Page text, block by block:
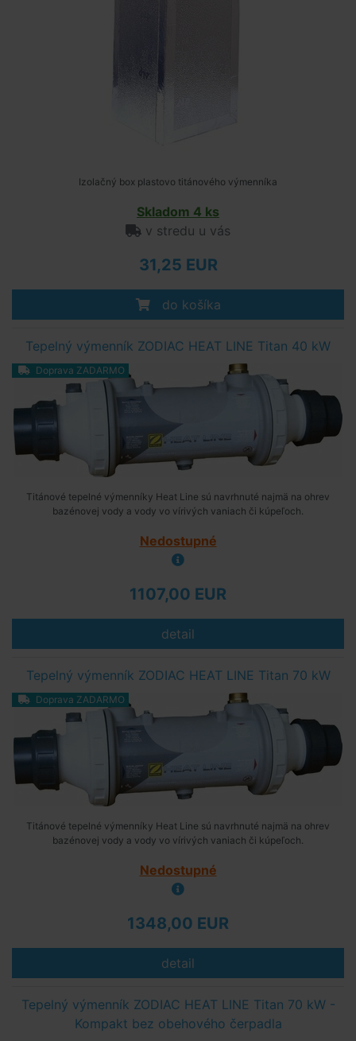
Izolačný box plastovo titánového výmenníka
Skladom 4 ks
v stredu u vás
31,25 EUR
do košíka
Tepelný výmenník ZODIAC HEAT LINE Titan 40 kW
Doprava ZADARMO
Titánové tepelné výmenníky Heat Line sú navrhnuté najmä na ohrev
bazénovej vody a vody vo vírivých vaniach či kúpeľoch.
Nedostupné
1107,00 EUR
detail
Tepelný výmenník ZODIAC HEAT LINE Titan 70 kW
Doprava ZADARMO
Titánové tepelné výmenníky Heat Line sú navrhnuté najmä na ohrev
bazénovej vody a vody vo vírivých vaniach či kúpeľoch.
Nedostupné
1348,00 EUR
detail
Tepelný výmenník ZODIAC HEAT LINE Titan 70 kW -
Kompakt bez obehového čerpadla